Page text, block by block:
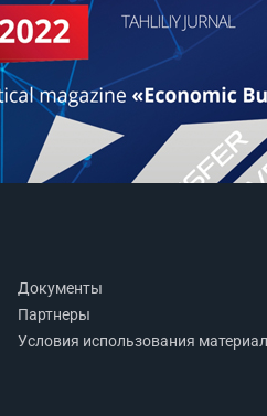
Документы
Партнеры
Условия использования